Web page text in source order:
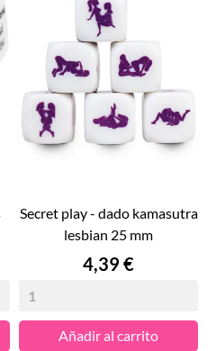
secret play - dado kamasutra
lesbian 25 mm
Precio
4,39 €
Añadir al carrito